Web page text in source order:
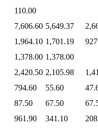
110.00
7,606.60 5,649.37
1,964.10 1,701.19
1,378.00 1,378.00
2,420.50 2,105.98
794.60 55.60
87.50 67.50
961.90 341.10